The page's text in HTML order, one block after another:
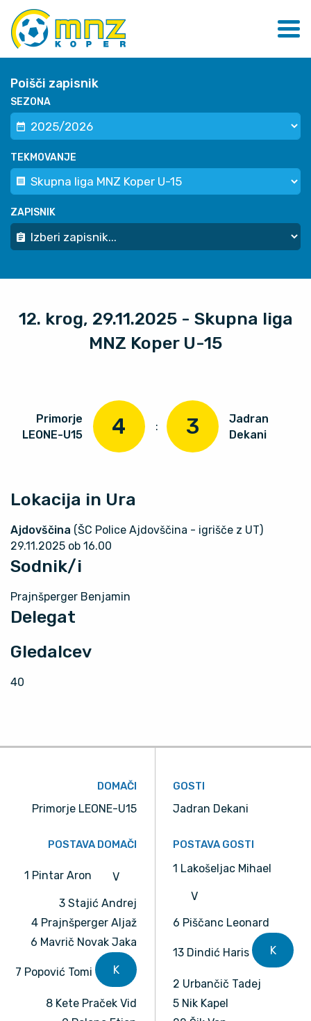
Poišči zapisnik
SEZONA
TEKMOVANJE
ZAPISNIK
12. krog, 29.11.2025 - Skupna liga
MNZ Koper U-15
Primorje
LEONE-U15
4 : 3
Jadran
Dekani
Lokacija in Ura
Ajdovščina (ŠC Police Ajdovščina - igrišče z UT)
29.11.2025 ob 16.00
Sodnik/i
Prajnšperger Benjamin
Delegat
Gledalcev
40
DOMAČI
Primorje LEONE-U15
GOSTI
Jadran Dekani
POSTAVA DOMAČI
1 Pintar Aron V
3 Stajić Andrej
4 Prajnšperger Aljaž
6 Mavrič Novak Jaka
7 Popović Tomi K
8 Kete Praček Vid
POSTAVA GOSTI
1 Lakošeljac Mihael
V
6 Piščanc Leonard
13 Dindić Haris K
2 Urbančič Tadej
5 Nik Kapel